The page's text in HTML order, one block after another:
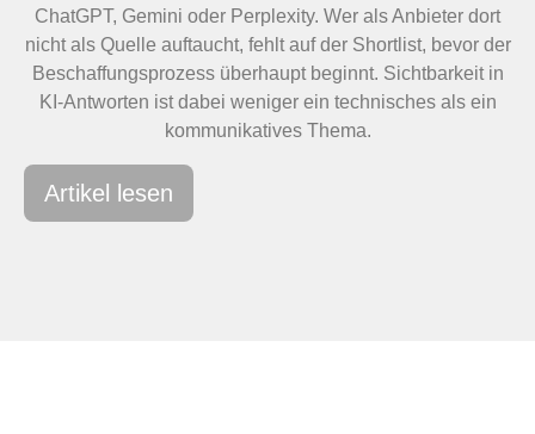
ChatGPT, Gemini oder Perplexity. Wer als Anbieter dort
nicht als Quelle auftaucht, fehlt auf der Shortlist, bevor der
Beschaffungsprozess überhaupt beginnt. Sichtbarkeit in
KI-Antworten ist dabei weniger ein technisches als ein
kommunikatives Thema.
Artikel lesen